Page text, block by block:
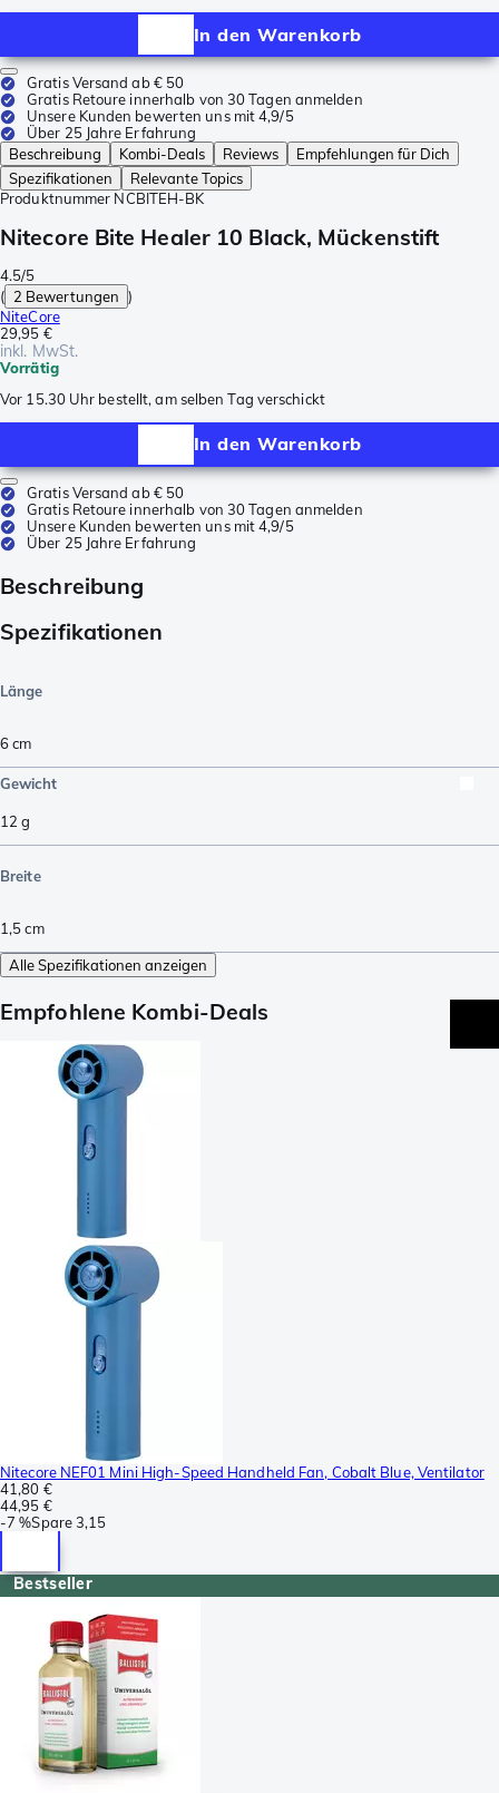
In den Warenkorb
Gratis Versand ab € 50
Gratis Retoure innerhalb von 30 Tagen anmelden
Unsere Kunden bewerten uns mit 4,9/5
Über 25 Jahre Erfahrung
Beschreibung
Kombi-Deals Reviews
Empfehlungen für Dich
Spezifikationen
Relevante Topics
Produktnummer NCBITEH-BK
Nitecore Bite Healer 10 Black, Mückenstift
4.5/5
( 2 Bewertungen )
NiteCore
29,95 €
inkl. MwSt.
Vorrätig
Vor 15.30 Uhr bestellt, am selben Tag verschickt
In den Warenkorb
Gratis Versand ab € 50
Gratis Retoure innerhalb von 30 Tagen anmelden
Unsere Kunden bewerten uns mit 4,9/5
Über 25 Jahre Erfahrung
Beschreibung
Spezifikationen
Länge
6cm
Gewicht
12 g
Breite
1,5cm
Alle Spezifikationen anzeigen
Empfohlene Kombi-Deals
Nitecore NEF01 Mini High-Speed Handheld Fan, Cobalt Blue, Ventilator
41,80 €
44,95 €
-7 %Spare3,15
Bestseller